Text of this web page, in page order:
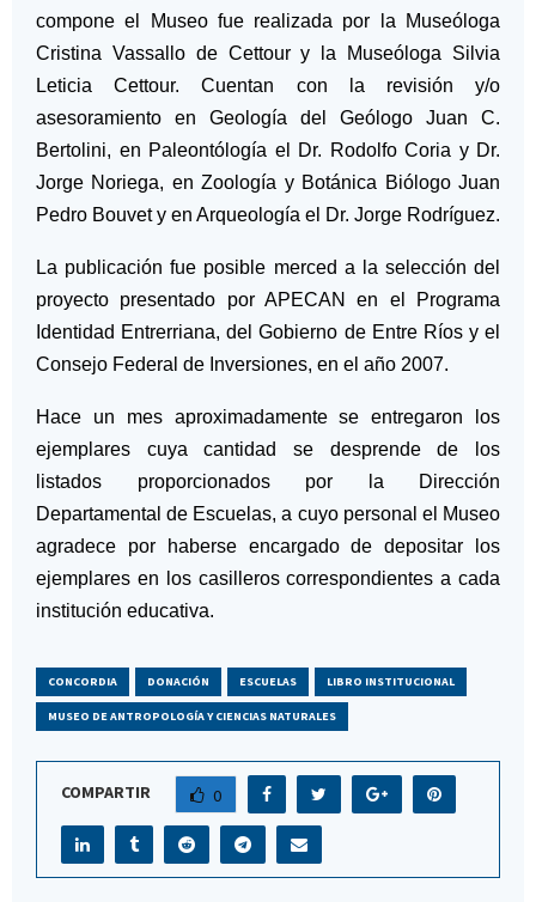
compone el Museo fue realizada por la Museóloga
Cristina Vassallo de Cettour y la Museóloga Silvia
Leticia Cettour. Cuentan con la revisión y/o
asesoramiento en Geología del Geólogo Juan C.
Bertolini, en Paleontólogía el Dr. Rodolfo Coria y Dr.
Jorge Noriega, en Zoología y Botánica Biólogo Juan
Pedro Bouvet y en Arqueología el Dr. Jorge Rodríguez.
La publicación fue posible merced a la selección del
proyecto presentado por APECAN en el Programa
Identidad Entrerriana, del Gobierno de Entre Ríos y el
Consejo Federal de Inversiones, en el año 2007.
Hace un mes aproximadamente se entregaron los
ejemplares cuya cantidad se desprende de los
listados proporcionados por la Dirección
Departamental de Escuelas, a cuyo personal el Museo
agradece por haberse encargado de depositar los
ejemplares en los casilleros correspondientes a cada
institución educativa.
CONCORDIA DONACIÓN ESCUELAS LIBRO INSTITUCIONAL
MUSEO DE ANTROPOLOGÍA Y CIENCIAS NATURALES
COMPARTIR 0